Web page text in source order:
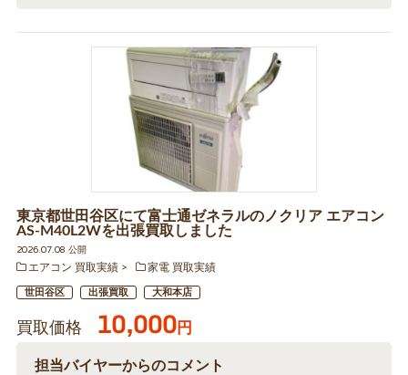
東京都世田谷区にて富士通ゼネラルのノクリア エアコン
AS-M40L2Wを出張買取しました
2026.07.08 公開
エアコン 買取実績
家電 買取実績
世田谷区 出張買取 大和本店
買取価格 10,000円
担当バイヤーからのコメント